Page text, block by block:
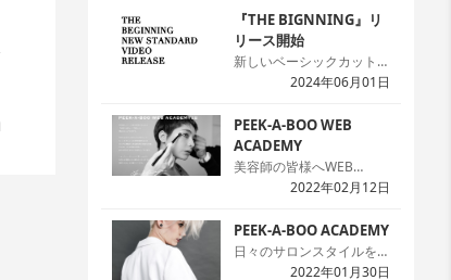
『THE BIGNNING』リ
リース開始
新しいベーシックカット本
の『THE BIGNNING』の
ACADEMY」にて公開を開
始しました。本では2次元
のため解説が難しい場面で
も動画なら一目瞭然です。
で理解度がアップ。プレミ
アム会員なら何回でも見れ
て嬉しいですね。[…]
2024年06月01日
PEEK-A-BOO WEB
ACADEMY
美容師の皆様へWEB
ACADEMYのサイトへよう
録をお願いします。[…]
2022年02月12日
PEEK-A-BOO ACADEMY
日々のサロンスタイルを生
かしつつ、ハイセンスなデ
2022年01月30日